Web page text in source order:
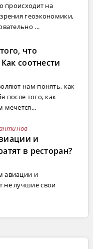
происходит на
геоэкономики,
...
что
соотнести
нам понять, как
после того, как
мечется...
и
в ресторан?
авиации и
не лучшие свои